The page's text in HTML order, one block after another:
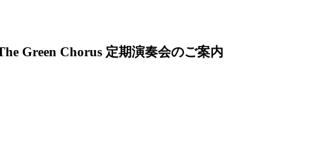
Green Chorus 定期演奏会のご案内